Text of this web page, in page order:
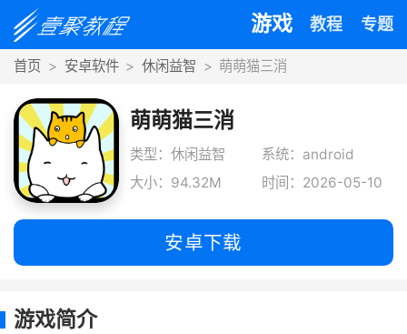
游戏 教程 专题
首页 安卓软件 休闲益智 萌萌猫三消
萌萌猫三消
类型：休闲益智
系统：android
大小：94.32M
时间：2026-05-10
安卓下载
游戏简介